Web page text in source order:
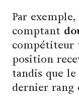
Par
comptant
compétiteur
position
tandis que
dernier rang